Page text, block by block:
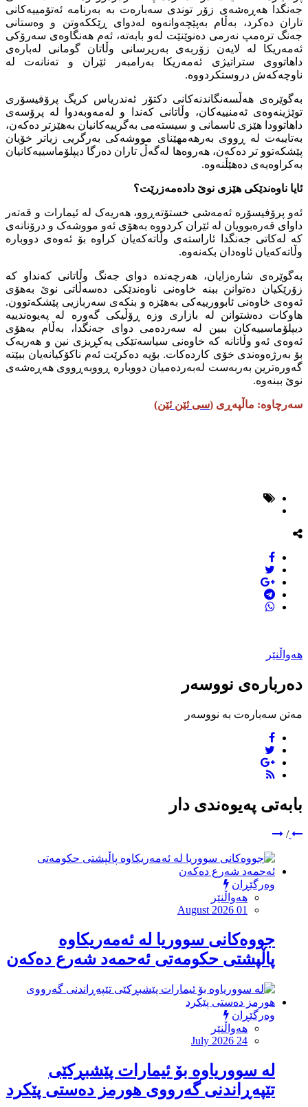
جەنگدا هەڕەشەی زۆر توندی سەبارەت بە بەرنامە ئەتۆمییەکانی
تاران دەکرد، بەڵام بەپێچەوانەوە لەدوای ڕێککەوتن و وەستانی
جەنگ ترەمپ نەرمی دەنوێنێت لەو بابەتە، ئەم هەنگاوەی سەرۆکی
ئەمەریکا لە لایەن زۆربەی بەرپرسانی وڵاتان گومانی لەبارەی
داهاتووی ستراتیژی ئەمەریکا بەرامبەر ئێران و تەنانەت لە
ناوچەکەش دروستکردووە.
بەگوێرەی هەڵسەنگاندنەکانی دکتۆر ئەندریاس کریگ پرۆفیسۆری
توێژینەوەی ئەمنییەکان، وڵاتانی کەندا و لەمەوبەدوا لە پرۆسەی
داهاتوودا هێزی ئاسمانی و سیستەمی بەگرییەکانیان بەهێزتر دەکەن،
بەتایبەت لە ڕووی بەرهەمهێنای مووشەکی بەرگریی زیاتر خۆیان
پێشکەتوو تر دەکەن، هەروەها لەگەڵ تاران دەرگا دیپلۆماسییەکانیان
بەکراوەیەی دەهێڵنەوە.
ئایا ناوەندێکی هێزی نوێ دادەمەزرێت؟
ئەو پرۆفیسۆرە ئەمەشی خستۆتەڕوو، هەریەک لە ئیمارات و قەتەر
داوای قەرەبوویان لە ئێران کردووە بەهۆی ئەو مووشەک و درۆنانەی
کە لەکاتی جەنگدا ئاراستەی وڵاتەکەیان کراوە بۆ ئەوەی دووبارە
وڵاتەکەیان ئاوەدان بکەنەوە.
بەگوێرەی شارەزایان، هەرچەندە دوای جەنگ وڵاتانی کەنداو کە
زۆرێکیان دەتوانن ببنە خاوەنی ناوەندێکی دەسەڵاتی نوێ بەهۆی
ئەوەی خاوەنی ئابوورییەکی بەهێزە و بنکەی سەربازیی پێشکەتوون.
هاوکات دەشتوانن لە بازاری وزە ڕۆڵیکی گەورە لە پەیوەندییە
دیپلۆماسییەکان ببین لە سەردەمی دوای جەنگدا، بەڵام بەهۆی
ئەوەی ئەو وڵاتانە کە خاوەنی سیاسەتێکی یەکڕیزی نین و هەریەک
بۆ بەرژەوەندی خۆی کاردەکات. بۆیە دەکرێت ئەم ناکۆکیانەیان ببێتە
گەورەترین بەربەست لەبەردەمیان دووبارە ڕووبەڕووی هەڕەشەی
نوێ ببنەوە.
سەرچاوە: ماڵپەڕی (سی ئێن ئێن)
هەواڵنێر
دەربارەی نووسەر
مەتن سەبارەت بە نووسەر
بابەتی پەیوەندی دار
/
وەرگێڕان
هەواڵنێر
August 2026 01
جووەكانی سووریا لە ئەمەریكاوە
پاڵپشتی حكومەتی ئەحمەد شەرع دەكەن
وەرگێڕان
هەواڵنێر
July 2026 24
لە سووریاوە بۆ ئیمارات پێشبڕکێى
تێپەڕاندنى گەرووى هورمز دەستى پێکرد